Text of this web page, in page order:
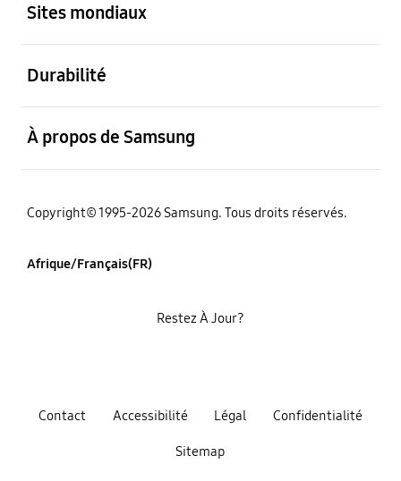
Sites mondiaux
Durabilité
À propos de Samsung
Copyright© 1995-2026 Samsung. Tous droits réservés.
Afrique/Français(FR)
Contact Accessibilité Légal Confidentialité
Sitemap
Restez À Jour?